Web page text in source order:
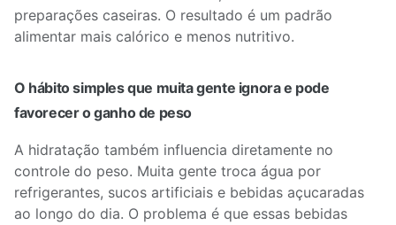
preparações caseiras. O resultado é um padrão
alimentar mais calórico e menos nutritivo.
O hábito simples que muita gente ignora e pode
favorecer o ganho de peso
A hidratação também influencia diretamente no
controle do peso. Muita gente troca água por
refrigerantes, sucos artificiais e bebidas açucaradas
ao longo do dia. O problema é que essas bebidas